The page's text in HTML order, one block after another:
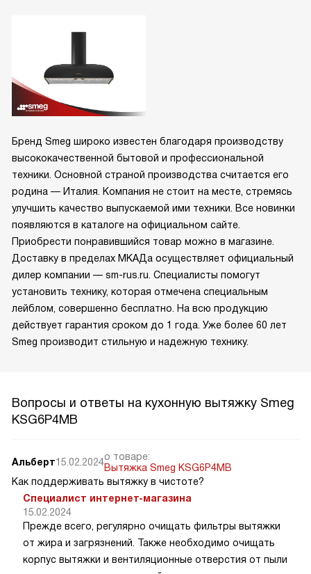
Бренд Smeg широко известен благодаря производству
высококачественной бытовой и профессиональной
техники. Основной страной производства считается его
родина — Италия. Компания не стоит на месте, стремясь
улучшить качество выпускаемой ими техники. Все новинки
появляются в каталоге на официальном сайте.
Приобрести понравившийся товар можно в магазине.
Доставку в пределах МКАДа осуществляет официальный
дилер компании — sm-rus.ru. Специалисты помогут
установить технику, которая отмечена специальным
лейблом, совершенно бесплатно. На всю продукцию
действует гарантия сроком до 1 года. Уже более 60 лет
Smeg производит стильную и надежную технику.
Вопросы и ответы на кухонную вытяжку Smeg
KSG6P4MB
Альберт15.02.2024о товаре:
Вытяжка Smeg KSG6P4MB
Как поддерживать вытяжку в чистоте?
Специалист интернет-магазина
15.02.2024
Прежде всего, регулярно очищать фильтры вытяжки
от жира и загрязнений. Также необходимо очищать
корпус вытяжки и вентиляционные отверстия от пыли